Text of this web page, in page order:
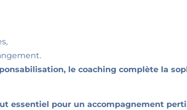
le coaching complète la
essentiel pour un accompagnement